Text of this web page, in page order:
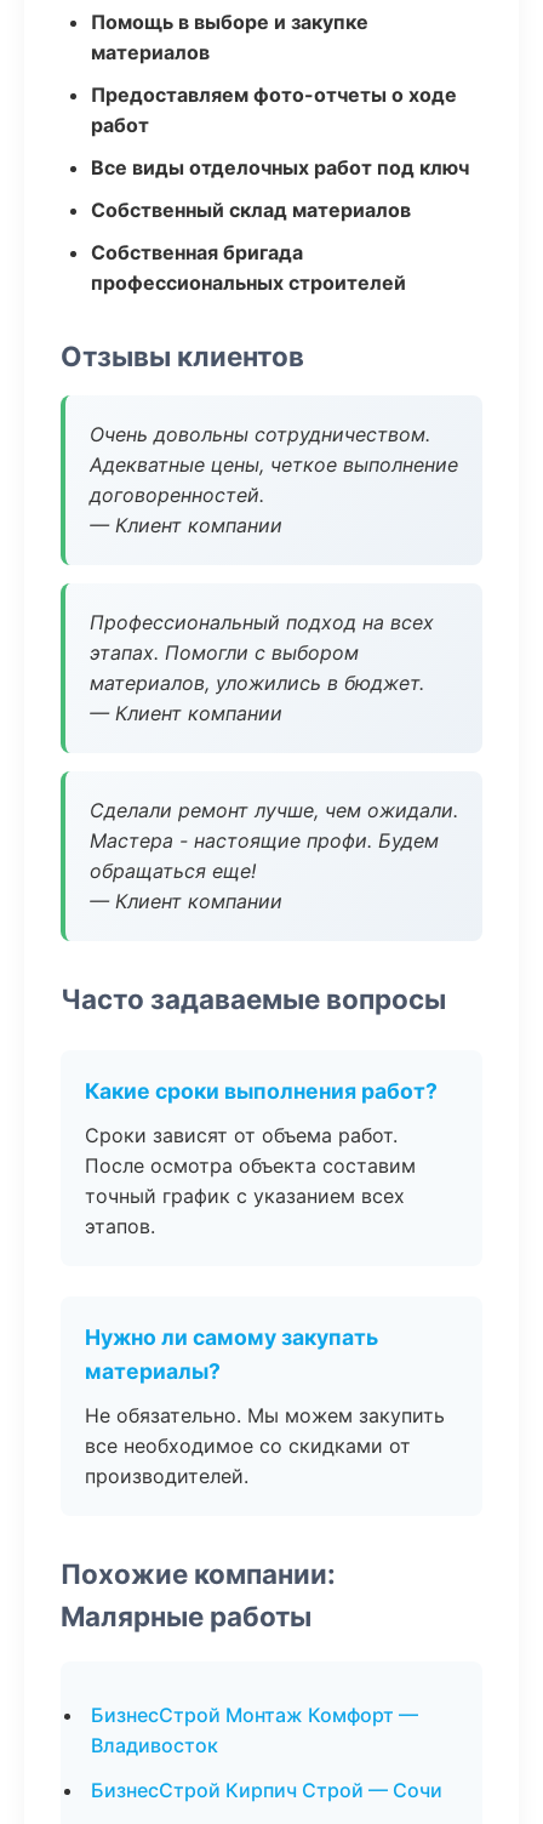
Помощь в выборе и закупке
материалов
Предоставляем фото-отчеты о ходе
работ
Все виды отделочных работ под ключ
Собственный склад материалов
Собственная бригада
профессиональных строителей
Отзывы клиентов
Очень довольны сотрудничеством.
Адекватные цены, четкое выполнение
договоренностей.
— Клиент компании
Профессиональный подход на всех
этапах. Помогли с выбором
материалов, уложились в бюджет.
— Клиент компании
Сделали ремонт лучше, чем ожидали.
Мастера - настоящие профи. Будем
обращаться еще!
— Клиент компании
Часто задаваемые вопросы
Какие сроки выполнения работ?
Сроки зависят от объема работ.
После осмотра объекта составим
точный график с указанием всех
этапов.
Нужно ли самому закупать
материалы?
Не обязательно. Мы можем закупить
все необходимое со скидками от
производителей.
Похожие компании:
Малярные работы
БизнесСтрой Монтаж Комфорт —
Владивосток
БизнесСтрой Кирпич Строй — Сочи